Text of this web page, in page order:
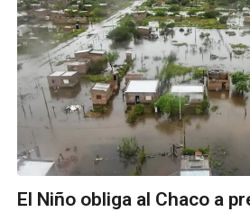
El Niño obliga al Chaco a